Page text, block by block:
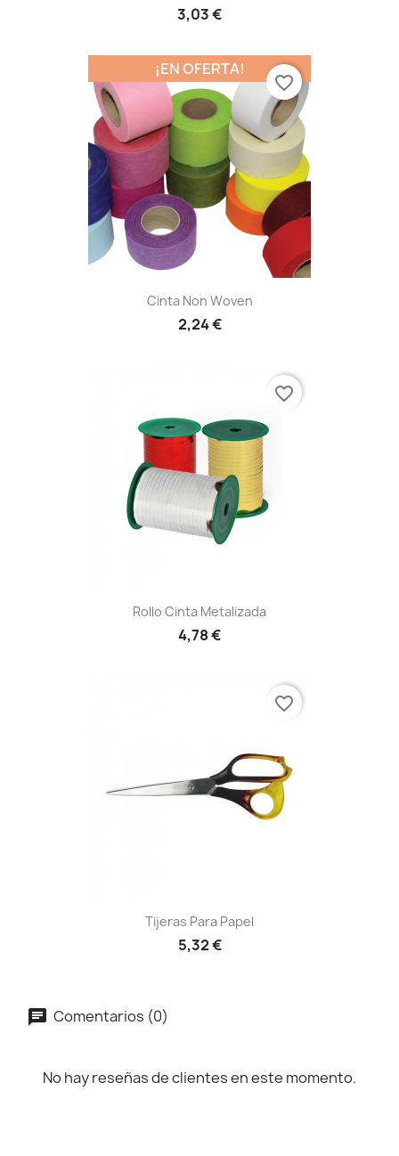
3,03 €
Cinta Non Woven
2,24 €
¡EN OFERTA!
favorite_border
Rollo Cinta Metalizada
4,78 €
favorite_border
Tijeras Para Papel
5,32 €
favorite_border
Comentarios (0)
No hay reseñas de clientes en este momento.